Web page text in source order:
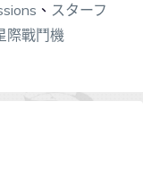
、 スターフ
際戰鬥機